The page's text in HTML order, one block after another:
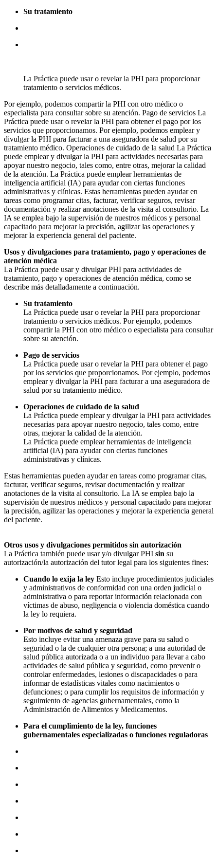
Su tratamiento
La Práctica puede usar o revelar la PHI para proporcionar
tratamiento o servicios médicos.
Por ejemplo, podemos compartir la PHI con otro médico o
especialista para consultar sobre su atención. Pago de servicios La
Práctica puede usar o revelar la PHI para obtener el pago por los
servicios que proporcionamos. Por ejemplo, podemos emplear y
divulgar la PHI para facturar a una aseguradora de salud por su
tratamiento médico. Operaciones de cuidado de la salud La Práctica
puede emplear y divulgar la PHI para actividades necesarias para
apoyar nuestro negocio, tales como, entre otras, mejorar la calidad
de la atención. La Práctica puede emplear herramientas de
inteligencia artificial (IA) para ayudar con ciertas funciones
administrativas y clínicas. Estas herramientas pueden ayudar en
tareas como programar citas, facturar, verificar seguros, revisar
documentación y realizar anotaciones de la visita al consultorio. La
IA se emplea bajo la supervisión de nuestros médicos y personal
capacitado para mejorar la precisión, agilizar las operaciones y
mejorar la experiencia general del paciente.
Usos y divulgaciones para tratamiento, pago y operaciones de
atención médica
La Práctica puede usar y divulgar PHI para actividades de
tratamiento, pago y operaciones de atención médica, como se
describe más detalladamente a continuación.
Su tratamiento
La Práctica puede usar o revelar la PHI para proporcionar
tratamiento o servicios médicos. Por ejemplo, podemos
compartir la PHI con otro médico o especialista para consultar
sobre su atención.
Pago de servicios
La Práctica puede usar o revelar la PHI para obtener el pago
por los servicios que proporcionamos. Por ejemplo, podemos
emplear y divulgar la PHI para facturar a una aseguradora de
salud por su tratamiento médico.
Operaciones de cuidado de la salud
La Práctica puede emplear y divulgar la PHI para actividades
necesarias para apoyar nuestro negocio, tales como, entre
otras, mejorar la calidad de la atención.
La Práctica puede emplear herramientas de inteligencia
artificial (IA) para ayudar con ciertas funciones
administrativas y clínicas.
Estas herramientas pueden ayudar en tareas como programar citas,
facturar, verificar seguros, revisar documentación y realizar
anotaciones de la visita al consultorio. La IA se emplea bajo la
supervisión de nuestros médicos y personal capacitado para mejorar
la precisión, agilizar las operaciones y mejorar la experiencia general
del paciente.
Otros usos y divulgaciones permitidos sin autorización
La Práctica también puede usar y/o divulgar PHI sin su
autorización/la autorización del tutor legal para los siguientes fines:
Cuando lo exija la ley Esto incluye procedimientos judiciales
y administrativos de conformidad con una orden judicial o
administrativa o para reportar información relacionada con
víctimas de abuso, negligencia o violencia doméstica cuando
la ley lo requiera.
Por motivos de salud y seguridad
Esto incluye evitar una amenaza grave para su salud o
seguridad o la de cualquier otra persona; a una autoridad de
salud pública autorizada o a un individuo para llevar a cabo
actividades de salud pública y seguridad, como prevenir o
controlar enfermedades, lesiones o discapacidades o para
informar de estadísticas vitales como nacimientos o
defunciones; o para cumplir los requisitos de información y
seguimiento de agencias gubernamentales, como la
Administración de Alimentos y Medicamentos.
Para el cumplimiento de la ley, funciones
gubernamentales especializadas o funciones reguladoras